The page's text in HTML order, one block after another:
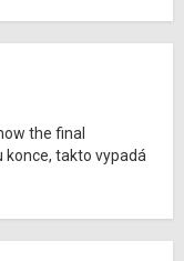
the final
konce, takto vypadá